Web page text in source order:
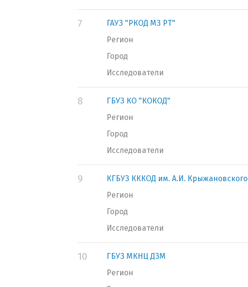
7
ГАУЗ "РКОД МЗ РТ"
Регион
Город
Исследователи
8
ГБУЗ КО "КОКОД"
Регион
Город
Исследователи
9
КГБУЗ КККОД им. А.И. Крыжановского
Регион
Город
Исследователи
10
ГБУЗ МКНЦ ДЗМ
Регион